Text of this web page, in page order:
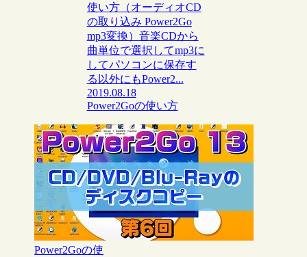
使い方（オーディオCD
の取り込み Power2Go
mp3変換）音楽CDから
曲単位で選択してmp3に
してパソコンに保存す
る以外にもPower2...
2019.08.18
Power2Goの使い方
Power2Goの使